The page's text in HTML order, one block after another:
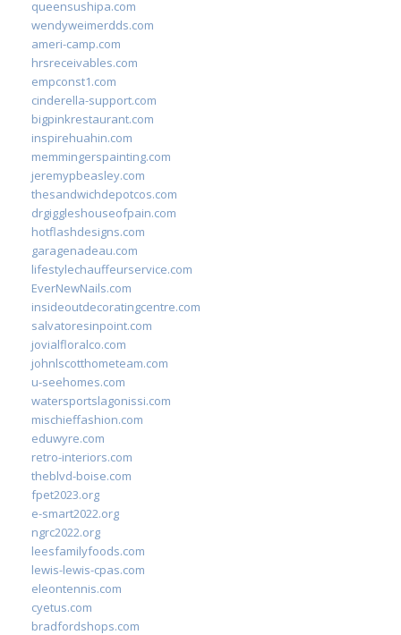
queensushipa.com
wendyweimerdds.com
ameri-camp.com
hrsreceivables.com
empconst1.com
cinderella-support.com
bigpinkrestaurant.com
inspirehuahin.com
memmingerspainting.com
jeremypbeasley.com
thesandwichdepotcos.com
drgiggleshouseofpain.com
hotflashdesigns.com
garagenadeau.com
lifestylechauffeurservice.com
EverNewNails.com
insideoutdecoratingcentre.com
salvatoresinpoint.com
jovialfloralco.com
johnlscotthometeam.com
u-seehomes.com
watersportslagonissi.com
mischieffashion.com
eduwyre.com
retro-interiors.com
theblvd-boise.com
fpet2023.org
e-smart2022.org
ngrc2022.org
leesfamilyfoods.com
lewis-lewis-cpas.com
eleontennis.com
cyetus.com
bradfordshops.com